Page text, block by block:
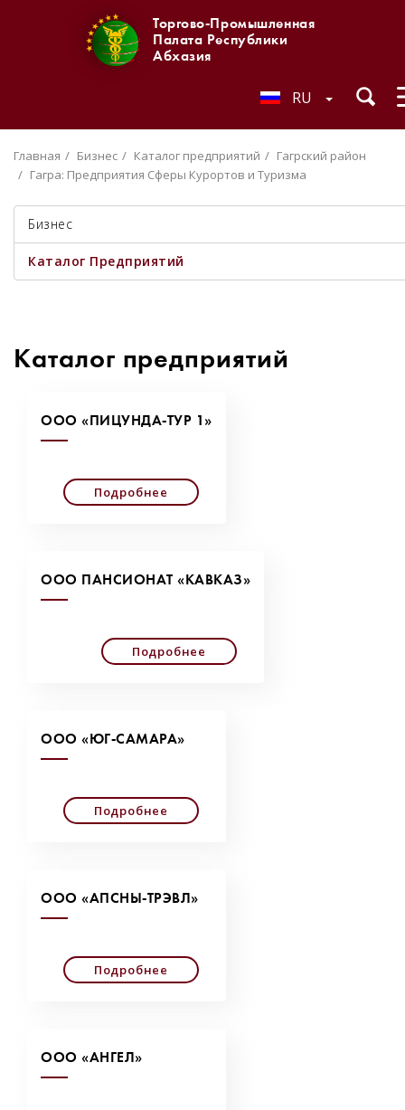
Торгово-Промышленная
Палата Республики
Абхазия
RU
Главная Бизнес Каталог предприятий
Гагрский район
Гагра: Предприятия Сферы Курортов и Туризма
Бизнес
Каталог Предприятий
Каталог предприятий
ООО «ПИЦУНДА-ТУР 1»
Подробнее
ООО ПАНСИОНАТ «КАВКАЗ»
Подробнее
ООО «ЮГ-САМАРА»
Подробнее
ООО «АПСНЫ-ТРЭВЛ»
Подробнее
ООО «АНГЕЛ»